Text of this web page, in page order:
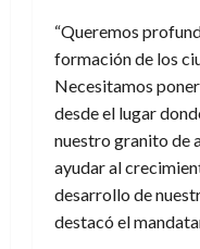
“Queremos
formación de los
Necesitamos
desde el lugar
nuestro granito de
ayudar al
desarrollo de
destacó el